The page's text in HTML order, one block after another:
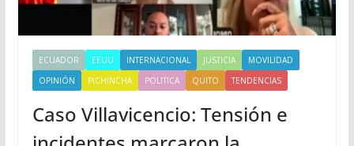
ECUADOR EEUU INTERNACIONAL JUSTICIA
MOVILIDAD
OPINIÓN
PICHINCHA POLITICA QUITO TENDENCIAS
Caso Villavicencio: Tensión e